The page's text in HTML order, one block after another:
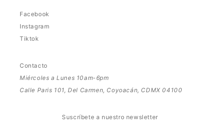
Facebook
Instagram
Tiktok
Contacto
Miércoles a Lunes 10am-6pm
Calle Paris 101, Del Carmen, Coyoacán, CDMX 04100
Suscríbete a nuestro newsletter